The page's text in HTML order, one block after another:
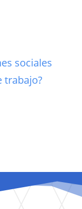
sociales
trabajo?